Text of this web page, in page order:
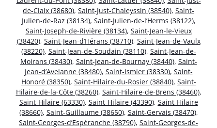
de-Claix (38680), Saint-Just-Chaleyssin (38540), Saint-
Julien-de-Raz (38134), Saint-Julien-de-l’Herms (38122),
Saint-Joseph-de-Rivière (38134), Saint-Jean-le-Vieux
(38420), Saint-Jean-d’Hérans (38710), Saint-Jean-de-Vaulx
(38220), Saint-Jean-de-Soudain (38110), Saint-Jean-de-
Moirans (38430), Saint-Jean-de-Bournay (38440), Saint-
Jean-d’Avelanne (38480), Saint-Ismier (38330), Saint-
Honoré (38350), Saint-Hilaire-du-Rosier (38840), Saint-
Hilaire-de-la-Côte (38260), Saint-Hilaire-de-Brens (38460),
Saint-Hilaire (63330), Saint-Hilaire (43390), Saint-Hilaire
(38660), Saint-Guillaume (38650), Saint-Gervais (38470),
Saint-Georges-d’Espéranche (38790), Saint-Georges-de-